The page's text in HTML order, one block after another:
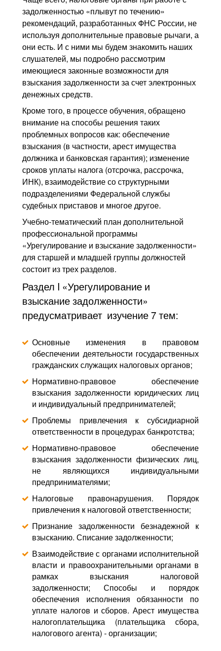
задолженностью «плывут по течению»
рекомендаций, разработанных ФНС России, не
используя дополнительные правовые рычаги, а
они есть. И с ними мы будем знакомить наших
слушателей, мы подробно рассмотрим
имеющиеся законные возможности для
взыскания задолженности за счет электронных
денежных средств.
Кроме того, в процессе обучения, обращено
внимание на способы решения таких
проблемных вопросов как: обеспечение
взыскания (в частности, арест имущества
должника и банковская гарантия); изменение
сроков уплаты налога (отсрочка, рассрочка,
ИНК), взаимодействие со структурными
подразделениями Федеральной службы
судебных приставов и многое другое.
Учебно-тематический план дополнительной
профессиональной программы
«Урегулирование и взыскание задолженности»
для старшей и младшей группы должностей
состоит из трех разделов.
Раздел I «Урегулирование и
взыскание задолженности»
предусматривает изучение 7 тем:
Основные изменения в правовом
обеспечении деятельности государственных
гражданских служащих налоговых органов;
Нормативно-правовое обеспечение
взыскания задолженности юридических лиц
и индивидуальный предпринимателей;
Проблемы привлечения к субсидиарной
ответственности в процедурах банкротства;
Нормативно-правовое обеспечение
взыскания задолженности физических лиц,
не являющихся индивидуальными
предпринимателями;
Налоговые правонарушения. Порядок
привлечения к налоговой ответственности;
Признание задолженности безнадежной к
взысканию. Списание задолженности;
Взаимодействие с органами исполнительной
власти и правоохранительными органами в
рамках взыскания налоговой
задолженности; Способы и порядок
обеспечения исполнения обязанности по
уплате налогов и сборов. Арест имущества
налогоплательщика (плательщика сбора,
налогового агента) - организации;